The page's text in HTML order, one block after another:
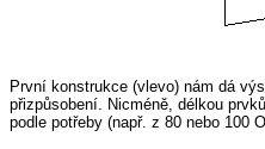
První konstrukce (vlevo) nám dá
přizpůsobení. Nicméně, délkou
podle potřeby (např. z 80 nebo 100